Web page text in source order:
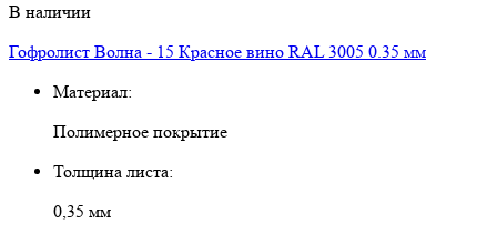
В наличии
Гофролист Волна - 15 Красное вино RAL 3005 0.35 мм
Материал:
Полимерное покрытие
Толщина листа:
0,35 мм